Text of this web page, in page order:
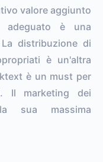
valore aggiunto
è una
distribuzione di
è un'altra
è un must per
Il marketing dei
sua massima